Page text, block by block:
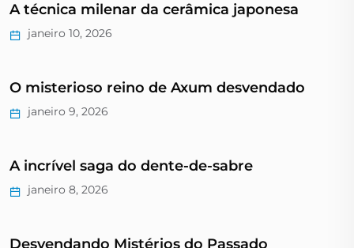
A técnica milenar da cerâmica japonesa
janeiro 10, 2026
O misterioso reino de Axum desvendado
janeiro 9, 2026
A incrível saga do dente-de-sabre
janeiro 8, 2026
Desvendando Mistérios do Passado